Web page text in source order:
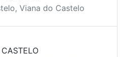
Viana do Castelo